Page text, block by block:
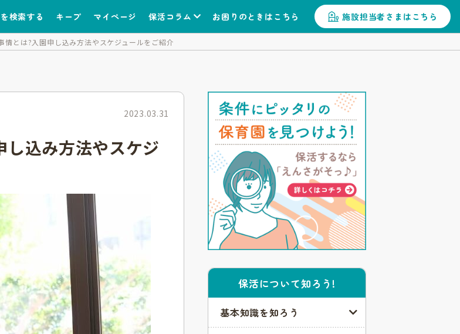
検索する キープ マイページ 保活コラム お困りのときはこちら 施設担当者さまはこちら
情とは?入園申し込み方法やスケジュールをご紹介
2023.03.31
し込み方法やスケジ
保活について知ろう!
基本知識を知ろう